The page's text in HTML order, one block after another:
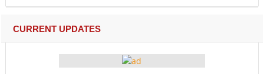
CURRENT UPDATES